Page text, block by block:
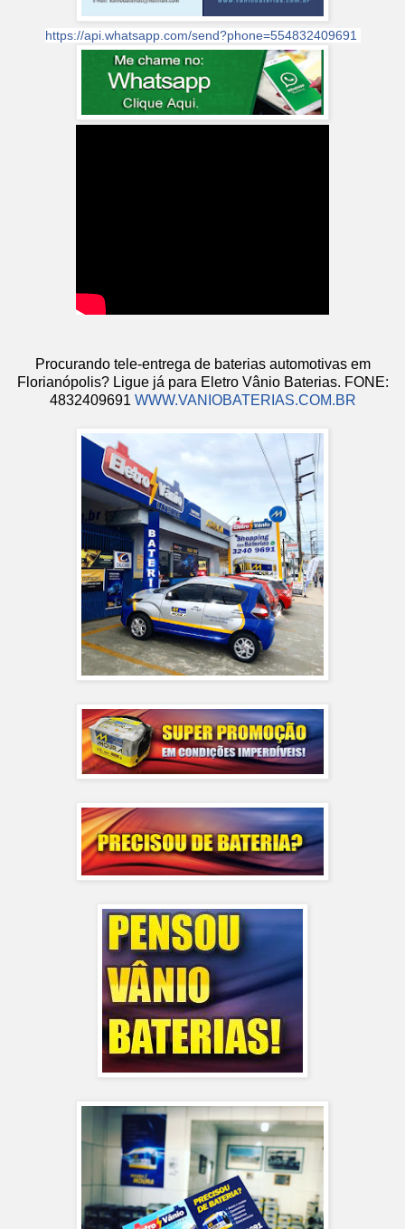
https://api.whatsapp.com/send?phone=554832409691
Procurando tele-entrega de baterias automotivas em
Florianópolis? Ligue já para Eletro Vânio Baterias. FONE:
4832409691 WWW.VANIOBATERIAS.COM.BR